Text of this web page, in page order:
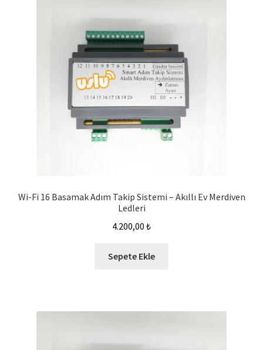
Wi-Fi 16 Basamak Adım Takip Sistemi – Akıllı Ev Merdiven
Ledleri
4.200,00 ₺
Sepete Ekle